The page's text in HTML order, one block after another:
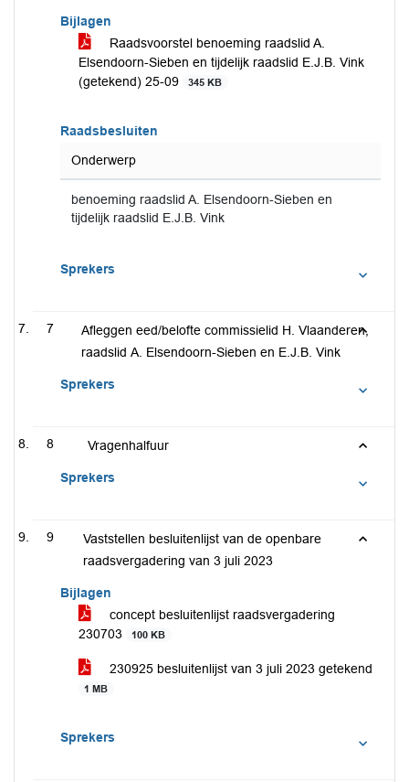
Bijlagen
Raadsvoorstel benoeming raadslid A.
Elsendoorn-Sieben en tijdelijk raadslid E.J.B. Vink
(getekend) 25-09
345 KB
Raadsbesluiten
Onderwerp
benoeming raadslid A. Elsendoorn-Sieben en
tijdelijk raadslid E.J.B. Vink
Sprekers
7
Afleggen eed/belofte commissielid H. Vlaanderen,
raadslid A. Elsendoorn-Sieben en E.J.B. Vink
Sprekers
8 Vragenhalfuur
Sprekers
9
Vaststellen besluitenlijst van de openbare
raadsvergadering van 3 juli 2023
Bijlagen
concept besluitenlijst raadsvergadering
230703
100 KB
230925 besluitenlijst van 3 juli 2023 getekend
1 MB
Sprekers